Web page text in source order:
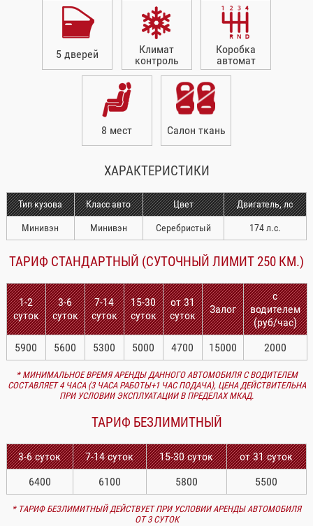
5 дверей
Климат
контроль
Коробка
автомат
8 мест Салон ткань
ХАРАКТЕРИСТИКИ
Тип кузова Класс авто Цвет
Двигатель, лс
Минивэн
Минивэн Серебристый 174 л.с.
ТАРИФ СТАНДАРТНЫЙ (СУТОЧНЫЙ ЛИМИТ 250 КМ.)
1-2
суток
3-6
суток
7-14
суток
15-30
суток
от 31
суток
Залог
с
водителем
(руб/час)
5900
5600 5300 5000 4700 15000 2000
* МИНИМАЛЬНОЕ ВРЕМЯ АРЕНДЫ ДАННОГО АВТОМОБИЛЯ С ВОДИТЕЛЕМ
СОСТАВЛЯЕТ 4 ЧАСА (3 ЧАСА РАБОТЫ+1 ЧАС ПОДАЧА), ЦЕНА ДЕЙСТВИТЕЛЬНА
ПРИ УСЛОВИИ ЭКСПЛУАТАЦИИ В ПРЕДЕЛАХ МКАД.
ТАРИФ БЕЗЛИМИТНЫЙ
3-6 суток 7-14 суток 15-30 суток
от 31 суток
6400
6100 5800 5500
* ТАРИФ БЕЗЛИМИТНЫЙ ДЕЙСТВУЕТ ПРИ УСЛОВИИ АРЕНДЫ АВТОМОБИЛЯ
ОТ 3 СУТОК